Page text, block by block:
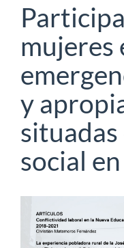
mujeres
y
social
Barra
lateral